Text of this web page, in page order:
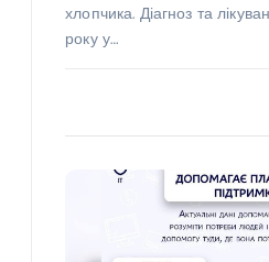
хлопчика. Діагноз та
року у…